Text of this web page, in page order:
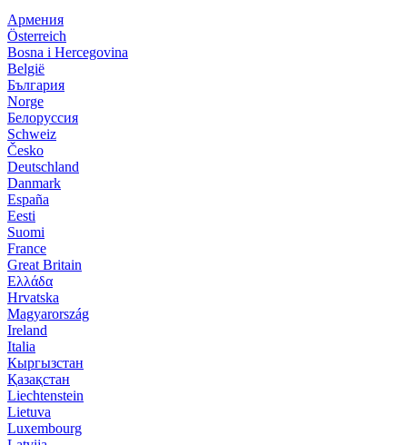
Армения
Österreich
Bosna i Hercegovina
België
България
Norge
Белоруссия
Schweiz
Česko
Deutschland
Danmark
España
Eesti
Suomi
France
Great Britain
Ελλάδα
Hrvatska
Magyarország
Ireland
Italia
Кыргызстан
Қазақстан
Liechtenstein
Lietuva
Luxembourg